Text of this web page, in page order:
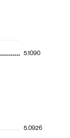
alívio da
veem
5.0926
5.1090